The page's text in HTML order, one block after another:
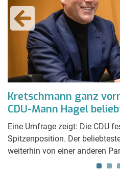
Kretschmann ganz
CDU-Mann Hagel
Eine Umfrage zeigt: Die CDU
Spitzenposition. Der
weiterhin von einer anderen